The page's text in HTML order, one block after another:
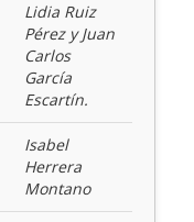
Lidia Ruiz
Pérez y Juan
Carlos
García
Escartín.
Isabel
Herrera
Montano